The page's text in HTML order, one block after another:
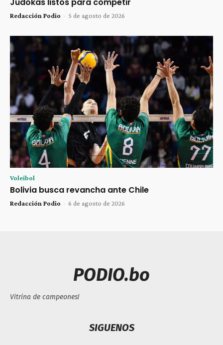
Redacción Podio - 5 de agosto de 2026
Voleibol
Bolivia busca revancha ante Chile
Redacción Podio - 6 de agosto de 2026
PODIO.bo
Vitrina de campeones!
SIGUENOS